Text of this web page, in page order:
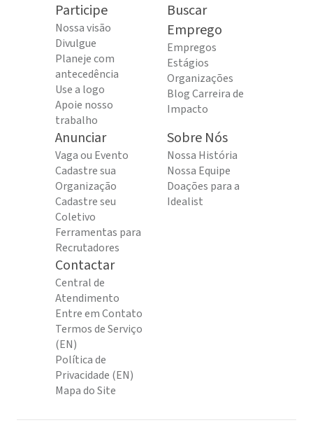
Participe
Nossa visão
Divulgue
Planeje com
antecedência
Use a logo
Apoie nosso
trabalho
Buscar
Emprego
Empregos
Estágios
Organizações
Blog Carreira de
Impacto
Anunciar
Vaga ou Evento
Cadastre sua
Organização
Cadastre seu
Coletivo
Ferramentas para
Recrutadores
Sobre Nós
Nossa História
Nossa Equipe
Doações para a
Idealist
Contactar
Central de
Atendimento
Entre em Contato
Termos de Serviço
(EN)
Política de
Privacidade (EN)
Mapa do Site